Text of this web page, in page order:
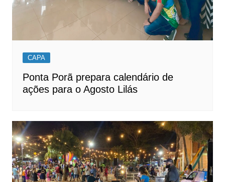
CAPA
Ponta Porã prepara calendário de
ações para o Agosto Lilás